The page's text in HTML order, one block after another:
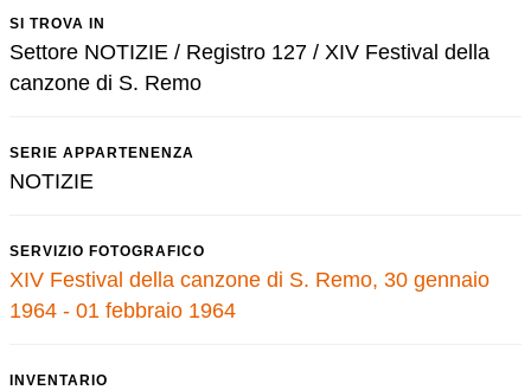
SI TROVA IN
Settore NOTIZIE / Registro 127 / XIV Festival della
canzone di S. Remo
SERIE APPARTENENZA
NOTIZIE
SERVIZIO FOTOGRAFICO
XIV Festival della canzone di S. Remo, 30 gennaio
1964 - 01 febbraio 1964
INVENTARIO